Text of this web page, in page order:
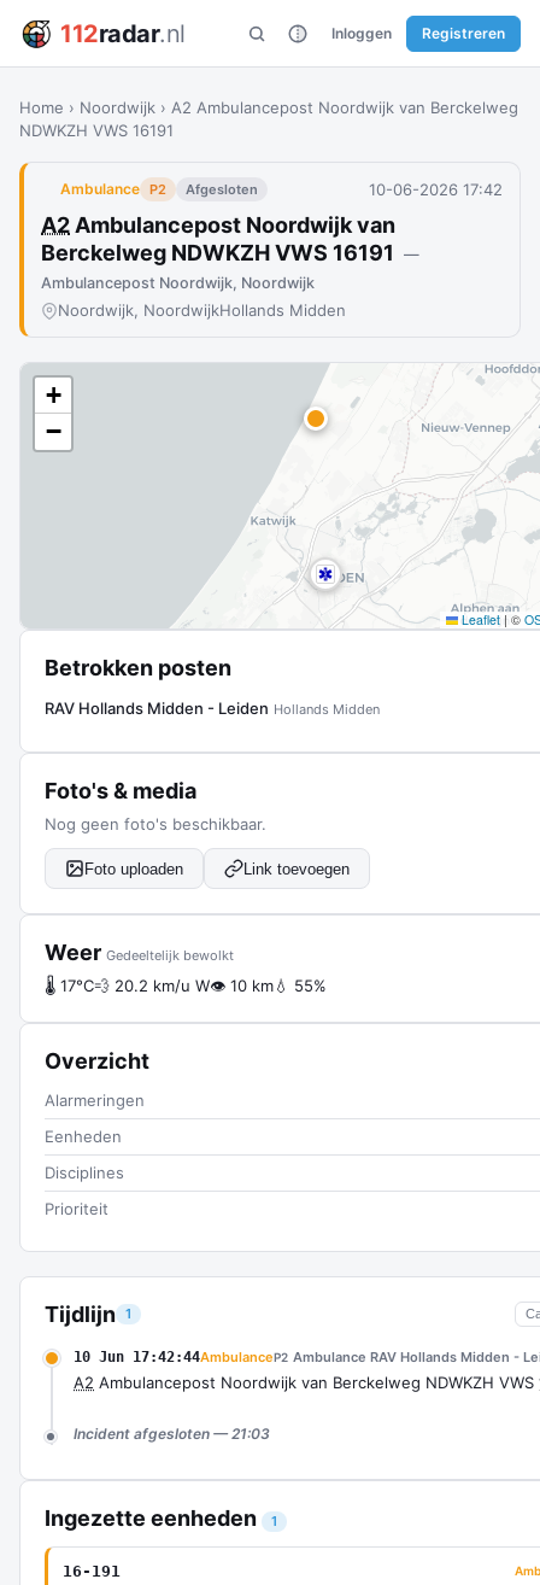
112radar.nl Inloggen Registreren
Home › Noordwijk › A2 Ambulancepost Noordwijk van Berckelweg
NDWKZH VWS 16191
Ambulance P2 Afgesloten 10-06-2026 17:42
A2 Ambulancepost Noordwijk van
Berckelweg NDWKZH VWS 16191
—
Ambulancepost Noordwijk, Noordwijk
Noordwijk, NoordwijkHollands Midden
Tijdlijn 1
10 Jun 17:42:44AmbulanceP2 Ambulance RAV Hollands Midden -
A2 Ambulancepost Noordwijk van Berckelweg NDWKZH VWS
Incident afgesloten — 21:03
Ingezette eenheden 1
16-191
+
−
Leaflet | ©
Betrokken posten
RAV Hollands Midden - Leiden Hollands Midden
Foto's & media
Nog geen foto's beschikbaar.
Foto uploaden Link toevoegen
Weer Gedeeltelijk bewolkt
🌡 17°C💨 20.2 km/u W👁 10 km💧 55%
Overzicht
Alarmeringen
Eenheden
Disciplines
Prioriteit